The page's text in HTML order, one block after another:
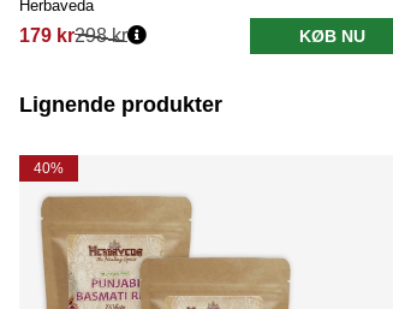
Herbaveda
179 kr298 kr KØB NU
Lignende produkter
40%